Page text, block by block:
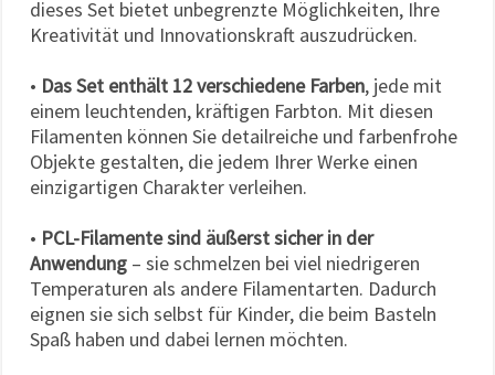
dieses Set bietet unbegrenzte Möglichkeiten, Ihre
Kreativität und Innovationskraft auszudrücken.
• Das Set enthält 12 verschiedene Farben, jede mit
einem leuchtenden, kräftigen Farbton. Mit diesen
Filamenten können Sie detailreiche und farbenfrohe
Objekte gestalten, die jedem Ihrer Werke einen
einzigartigen Charakter verleihen.
• PCL-Filamente sind äußerst sicher in der
Anwendung – sie schmelzen bei viel niedrigeren
Temperaturen als andere Filamentarten. Dadurch
eignen sie sich selbst für Kinder, die beim Basteln
Spaß haben und dabei lernen möchten.